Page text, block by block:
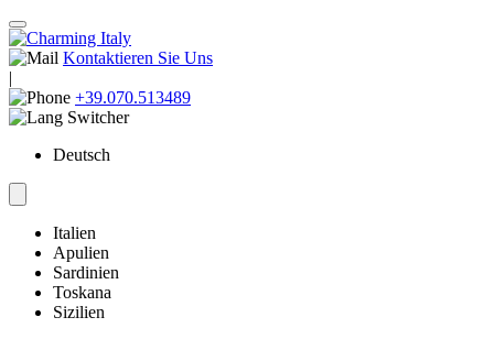
Kontaktieren Sie Uns
|
+39.070.513489
Deutsch
Italien
Apulien
Sardinien
Toskana
Sizilien